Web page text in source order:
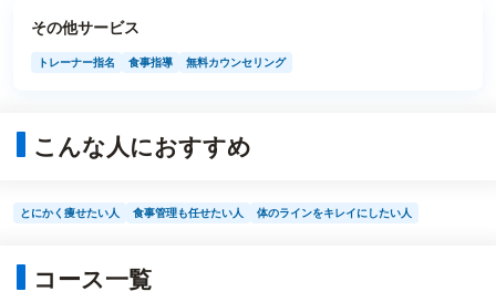
その他サービス
トレーナー指名 食事指導 無料カウンセリング
こんな人におすすめ
とにかく痩せたい人 食事管理も任せたい人 体のラインをキレイにしたい人
コース一覧